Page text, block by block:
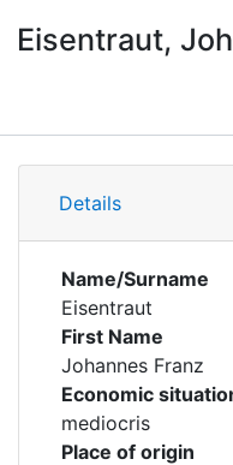
Eisentraut,
Details
Name/Surname
Eisentraut
First Name
Johannes Franz
Economic
mediocris
Place of origin